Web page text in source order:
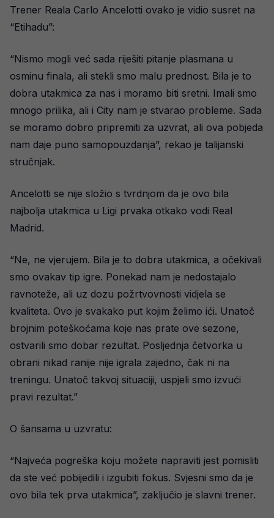
Trener Reala Carlo Ancelotti ovako je vidio susret na
“Etihadu”:
“Nismo mogli već sada riješiti pitanje plasmana u
osminu finala, ali stekli smo malu prednost. Bila je to
dobra utakmica za nas i moramo biti sretni. Imali smo
mnogo prilika, ali i City nam je stvarao probleme. Sada
se moramo dobro pripremiti za uzvrat, ali ova pobjeda
nam daje puno samopouzdanja”, rekao je talijanski
stručnjak.
Ancelotti se nije složio s tvrdnjom da je ovo bila
najbolja utakmica u Ligi prvaka otkako vodi Real
Madrid.
“Ne, ne vjerujem. Bila je to dobra utakmica, a očekivali
smo ovakav tip igre. Ponekad nam je nedostajalo
ravnoteže, ali uz dozu požrtvovnosti vidjela se
kvaliteta. Ovo je svakako put kojim želimo ići. Unatoč
brojnim poteškoćama koje nas prate ove sezone,
ostvarili smo dobar rezultat. Posljednja četvorka u
obrani nikad ranije nije igrala zajedno, čak ni na
treningu. Unatoč takvoj situaciji, uspjeli smo izvući
pravi rezultat.”
O šansama u uzvratu:
“Najveća pogreška koju možete napraviti jest pomisliti
da ste već pobijedili i izgubiti fokus. Svjesni smo da je
ovo bila tek prva utakmica”, zaključio je slavni trener.